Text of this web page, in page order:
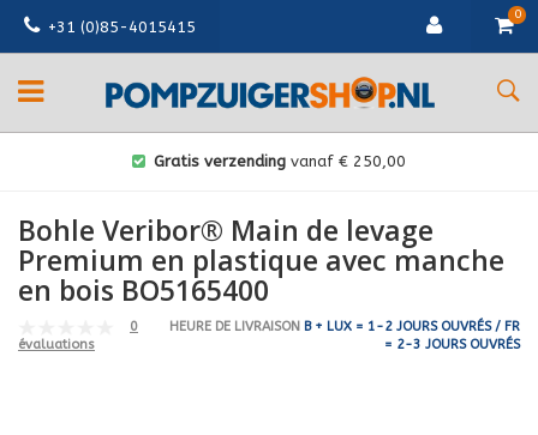
+31 (0)85-4015415
0
Gratis verzending vanaf € 250,00
Bohle Veribor® Main de levage
Premium en plastique avec manche
en bois BO5165400
0
évaluations
HEURE DE LIVRAISON B + LUX = 1-2 JOURS OUVRÉS / FR
= 2-3 JOURS OUVRÉS